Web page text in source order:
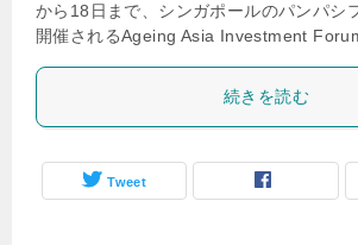
から18日まで、シンガポールのパンパシ
開催されるAgeing Asia Investment
続きを読む
Tweet